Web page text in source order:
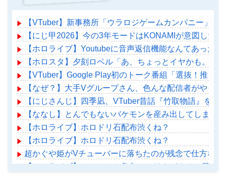
【VTuber】新事務所「ウラロジゲームカンパニー」
【にじ甲2026】今の3年モードはKONAMIが意図した
【ホロライブ】Youtubeに音声返信機能なんてあったの
【ホロスタ】夕刻ロベル「あ、ちょっとイヤかも。
【VTuber】Google Play初のトーク番組「選抜！推し
【なぜ？】大手Vグループさん、色んな配信者がや
【にじさんじ】四季凪、VTuber昔話『竹取物語』を
【ななし】とんでもないバケモンを産み出してしまっ
【ホロライブ】ホロドリ石配布渋くね？
【ホロライブ】ホロドリ石配布渋くね？
超かぐや姫がVチューバーに落ちたのが残念で仕方ない
【ホロライブ】アメちゃん救急のヘリをパクる→落下